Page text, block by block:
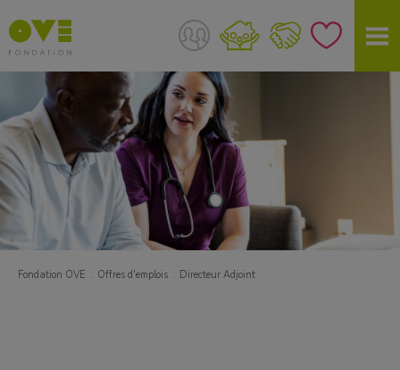
Fondation OVE Offres d'emplois Directeur Adjoint